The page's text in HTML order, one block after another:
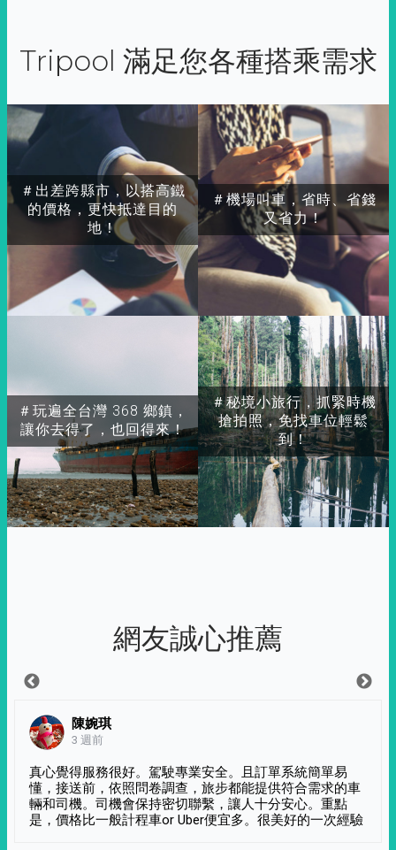
Tripool 滿足您各種搭乘需求
＃出差跨縣市，以搭高鐵
的價格，更快抵達目的
地！
＃玩遍全台灣 368 鄉鎮，
讓你去得了，也回得來！
＃秘境小旅行，抓緊時機
搶拍照，免找車位輕鬆
到！
＃機場叫車，省時、省錢
又省力！
網友誠心推薦
陳婉琪
3 週前
真心覺得服務很好。駕駛專業安全。且訂單系統簡單易
懂，接送前，依照問卷調查，旅步都能提供符合需求的車
輛和司機。司機會保持密切聯繫，讓人十分安心。重點
是，價格比一般計程車or Uber便宜多。很美好的一次經驗